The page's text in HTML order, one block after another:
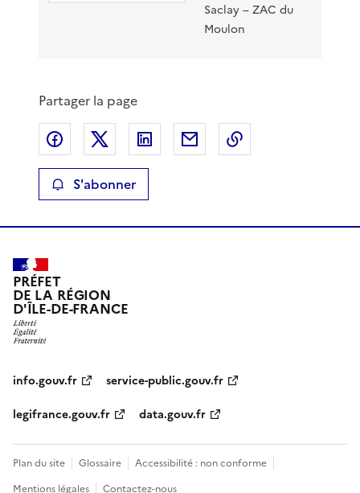
Saclay – ZAC du
Moulon
Partager la page
Partager sur Facebook
Partager sur XPartager sur LinkedIn
Partager par email
S'abonner
PRÉFET
DE LA RÉGION
D'ÎLE-DE-FRANCE
info.gouv.fr
service-public.gouv.fr
legifrance.gouv.fr
data.gouv.fr
Plan du site Glossaire
Accessibilité : non conforme
Mentions légales
Contactez-nous